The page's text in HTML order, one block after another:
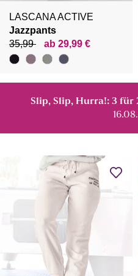
LASCANA ACTIVE
Jazzpants
35,99
ab 29,99 €
Slip, Slip, Hurra!: 3 für